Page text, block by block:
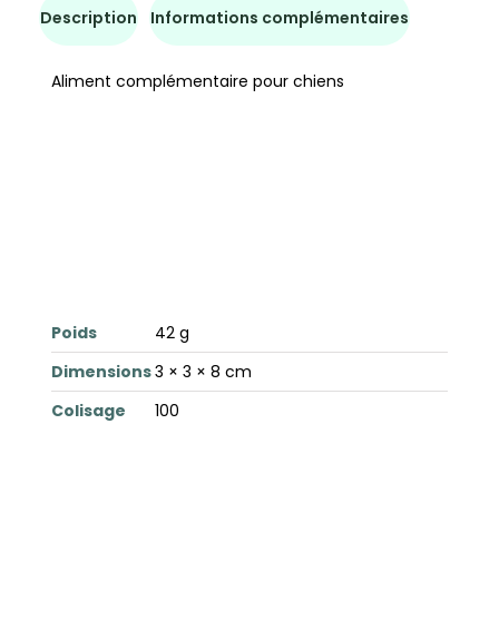
Description Informations complémentaires
Aliment complémentaire pour chiens
Poids
42 g
Dimensions3 × 3 × 8 cm
Colisage
100